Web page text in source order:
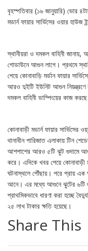
বৃহস্পতিবার (১৬ জানুয়ারি) ভোর
মডার্ন ফায়ার সার্ভিসের ওয়ার
স্থানীয়রা ও দমকল বাহিনী
গোডাউনে আগুন লাগে। প্রথমে
পেয়ে কোনাবাড়ি মর্ডান ফায়ার
আরও দুইটি ইউনিট আগুন নিয়ন্ত্রণে
দমকল বাহিনী ডাম্পিংয়ের কাজ
কোনাবাড়ী মডার্ন ফায়ার সার্ভিসের
থানাধীন পারিজাত এলাকায় টিন
আশপাশের আরও ৫টি ঝুট গুদামে
করে। এদিকে খবর পেয়ে কোনাবাড়ী
ঘটনাস্থলে পৌঁছায়। পরে প্রায় এক
আনে। এর মধ্যে আগুনে ঝুটের ৬টি
প্রাথমিকভাবে ধারণা করা হচ্ছে
২৫ লাখ টাকার ক্ষতি হয়েছে।
Share This